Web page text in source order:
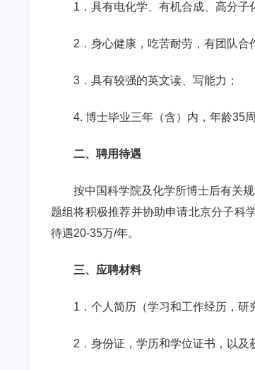
1 ．具有电化学、有机合成、高分
2 ．身心健康，吃苦耐劳，有团队合
3 ．具有较强的英文读、写能力；
4. 博士毕业三年（含）内，年龄35
二、聘用待遇
按中国科学院及化学所博士后有关
题组将积极推荐并协助申请北京分子科
待遇20-35万/年。
三、应聘材料
1 ．个人简历（学习和工作经历，
2 ．身份证，学历和学位证书，以及